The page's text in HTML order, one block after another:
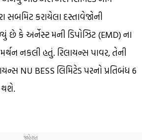
સબમિટ કરાયેલા દસ્તાવેજોની
છે કે અર્નેસ્ટ મની ડિપોઝિટ (EMD) ના
નકલી હતું. રિલાયન્સ પાવર, તેની
NU BESS લિમિટેડ પરનો પ્રતિબંધ 6
થશે.